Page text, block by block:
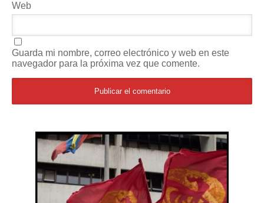
Web
Guarda mi nombre, correo electrónico y web en este
navegador para la próxima vez que comente.